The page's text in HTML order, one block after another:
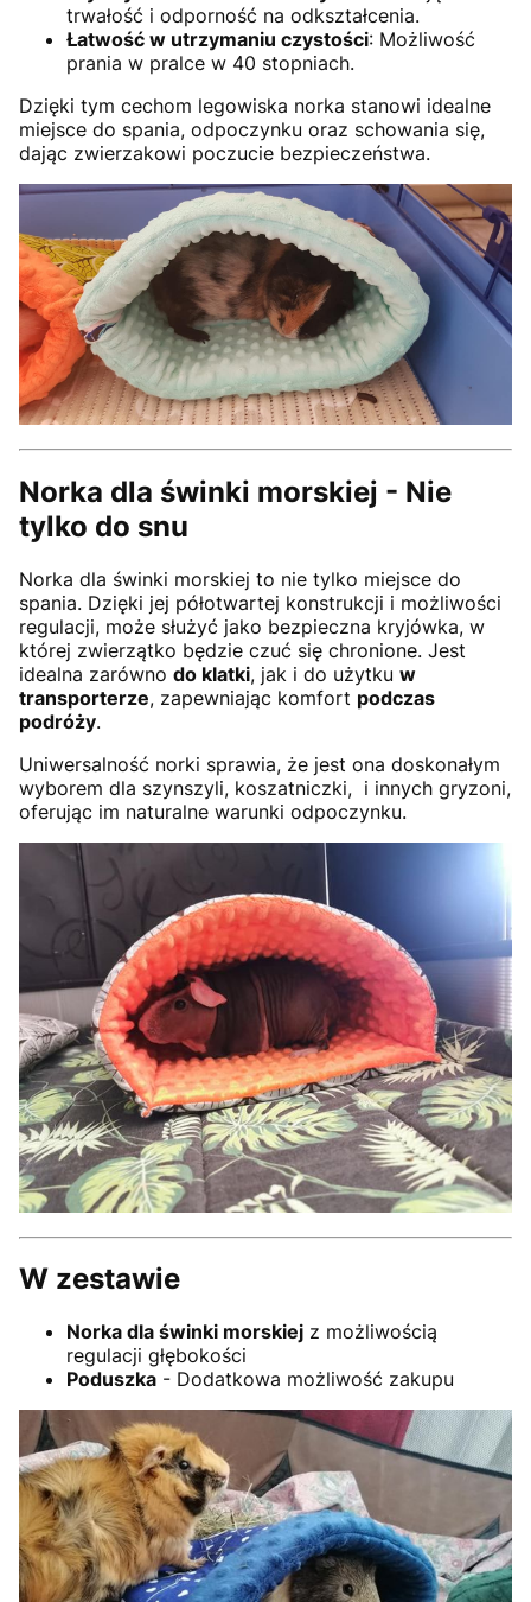
trwałość i odporność na odkształcenia.
Łatwość w utrzymaniu czystości: Możliwość
prania w pralce w 40 stopniach.
Dzięki tym cechom legowiska norka stanowi idealne
miejsce do spania, odpoczynku oraz schowania się,
dając zwierzakowi poczucie bezpieczeństwa.
Norka dla świnki morskiej - Nie
tylko do snu
Norka dla świnki morskiej to nie tylko miejsce do
spania. Dzięki jej półotwartej konstrukcji i możliwości
regulacji, może służyć jako bezpieczna kryjówka, w
której zwierzątko będzie czuć się chronione. Jest
idealna zarówno do klatki, jak i do użytku w
transporterze, zapewniając komfort podczas
podróży.
Uniwersalność norki sprawia, że jest ona doskonałym
wyborem dla szynszyli, koszatniczki, i innych gryzoni,
oferując im naturalne warunki odpoczynku.
W zestawie
Norka dla świnki morskiej z możliwością
regulacji głębokości
Poduszka - Dodatkowa możliwość zakupu